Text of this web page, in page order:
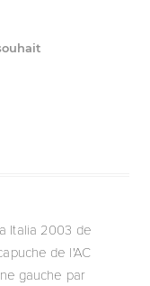
Italia 2003 de
de l'AC
gauche par